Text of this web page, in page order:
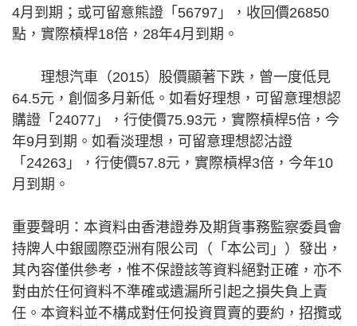
4月到期；或可留意熊證「56797」，收回價26850
點，實際槓桿18倍，28年4月到期。
理想汽車（2015）股價顯著下跌，曾一度低見
64.5元，創個多月新低。如看好理想，可留意理想認
購證「24077」，行使價75.93元，實際槓桿5倍，今
年9月到期。如看淡理想，可留意理想認沽證
「24263」，行使價57.8元，實際槓桿3倍，今年10
月到期。
重要聲明：本資料由香港證券及期貨事務監察委員會
持牌人中銀國際亞洲有限公司（「本公司」）發出，
其內容僅供參考，惟不保證該等資料絕對正確，亦不
對由於任何資料不準確或遺漏所引起之損失負上責
任。本資料並不構成對任何投資買賣的要約，招攬或